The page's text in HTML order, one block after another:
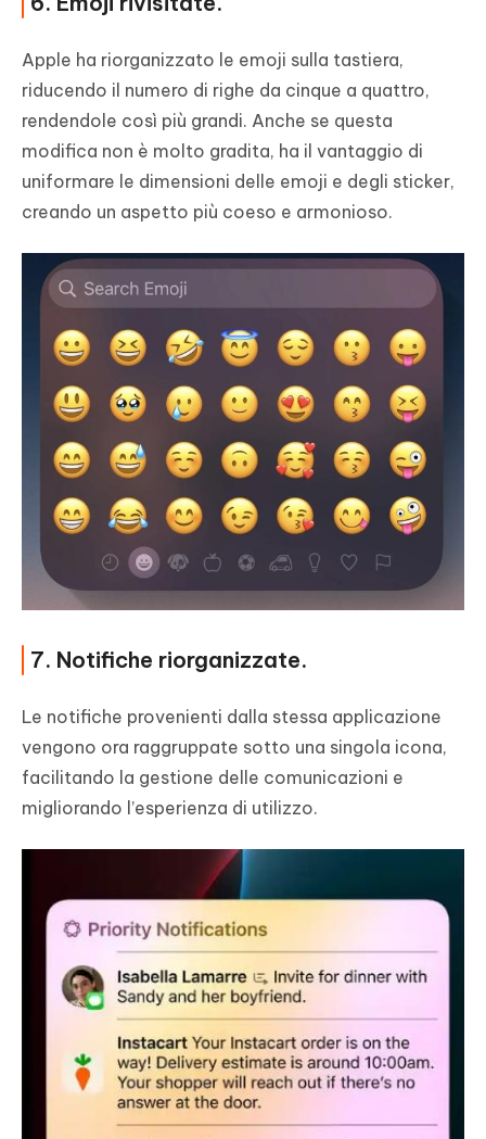
Apple ha riorganizzato le emoji sulla tastiera,
riducendo il numero di righe da cinque a quattro,
rendendole così più grandi. Anche se questa
modifica non è molto gradita, ha il vantaggio di
uniformare le dimensioni delle emoji e degli sticker,
creando un aspetto più coeso e armonioso.
7. Notifiche riorganizzate.
Le notifiche provenienti dalla stessa applicazione
vengono ora raggruppate sotto una singola icona,
facilitando la gestione delle comunicazioni e
migliorando l’esperienza di utilizzo.